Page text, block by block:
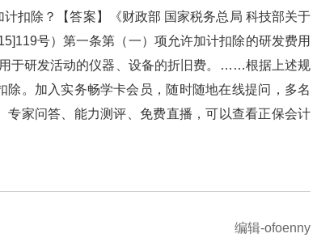
计扣除？【答案】《财政部 国家税务总局 科技部关于
号）第一条第（一）项允许加计扣除的研发费用
。用于研发活动的仪器、设备的折旧费。……根据上述规
。加入实务畅学卡会员，随时随地在线提问，多名
家问答、能力测评、免费直播，可以查看正保会计
编辑-ofoenny